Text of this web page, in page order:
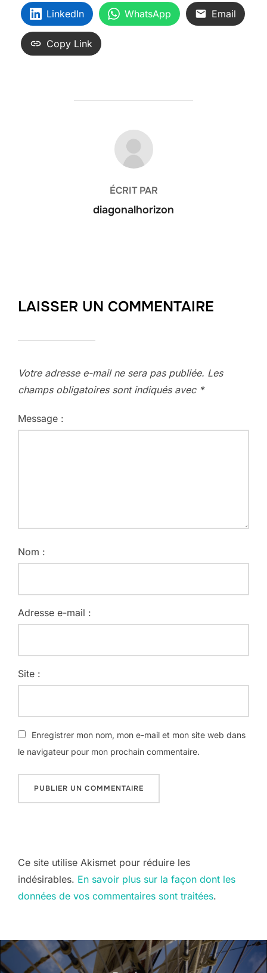
LinkedIn WhatsApp Email
Copy Link
AUTEUR DE LA PUBLICATION
ÉCRIT PAR
diagonalhorizon
LAISSER UN COMMENTAIRE
Votre adresse e-mail ne sera pas publiée. Les
champs obligatoires sont indiqués avec *
Message :
Nom :
Adresse e-mail :
Site :
Enregistrer mon nom, mon e-mail et mon site web dans
le navigateur pour mon prochain commentaire.
Ce site utilise Akismet pour réduire les
indésirables. En savoir plus sur la façon dont les
données de vos commentaires sont traitées.
Navigation